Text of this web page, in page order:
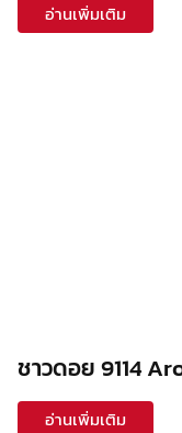
อ่านเพิ่มเติม
ชาวดอย 9114
อ่านเพิ่มเติม